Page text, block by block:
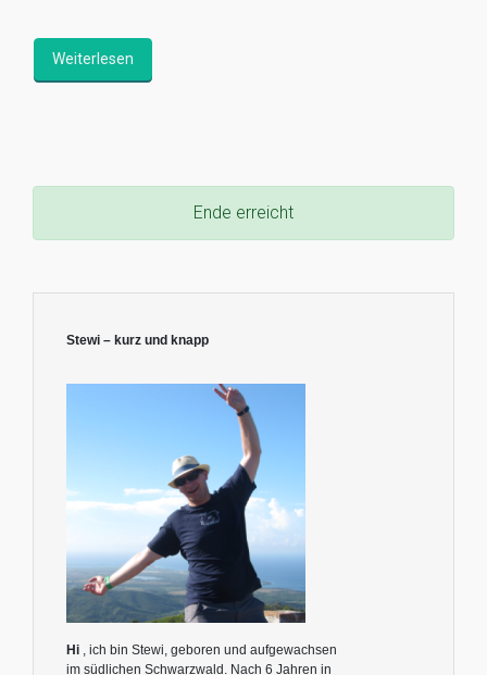
Weiterlesen
Ende erreicht
Stewi – kurz und knapp
Hi
, ich bin Stewi, geboren und aufgewachsen
im südlichen Schwarzwald. Nach 6 Jahren in